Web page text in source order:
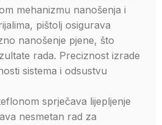
mehanizmu nanošenja i
pištolj osigurava
nanošenje pjene, što
rada. Preciznost izrade
sistema i odsustvu
sprječava lijepljenje
nesmetan rad za